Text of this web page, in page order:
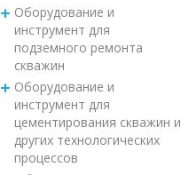
Оборудование и
инструмент для
подземного ремонта
скважин
Оборудование и
инструмент для
цементирования скважин и
других технологических
процессов